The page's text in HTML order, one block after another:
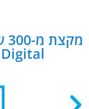
Digital בישראל ובעולם: